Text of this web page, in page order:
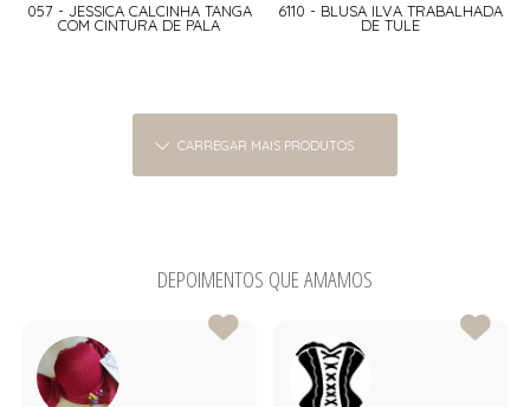
057 - JESSICA CALCINHA TANGA
COM CINTURA DE PALA
6110 - BLUSA ILVA TRABALHADA
DE TULE
CARREGAR MAIS PRODUTOS
DEPOIMENTOS QUE AMAMOS